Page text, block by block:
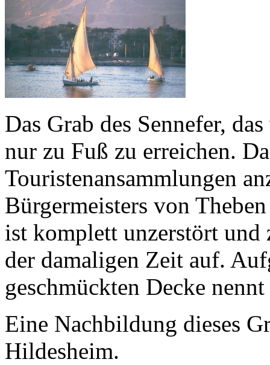
Das Grab des Sennefer,
nur zu Fuß zu erreichen.
Touristenansammlungen
Bürgermeisters von
ist komplett unzerstört und
der damaligen Zeit auf.
geschmückten Decke
Eine Nachbildung dieses
Hildesheim.